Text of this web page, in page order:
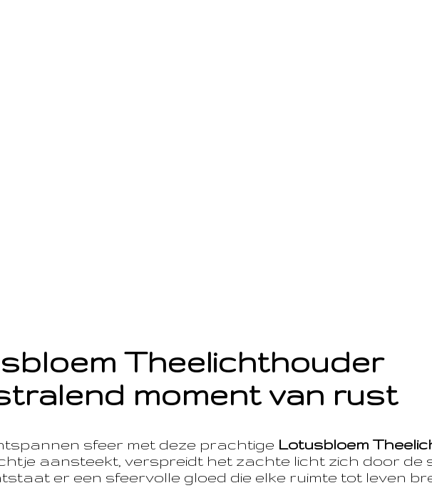
Theelichthouder
moment van rust
sfeer met deze prachtige Lotusbloem
aansteekt, verspreidt het zachte licht zich door de
er een sfeervolle gloed die elke ruimte tot leven